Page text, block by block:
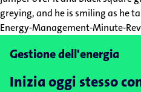
Gestione dell'energia
Inizia oggi stesso